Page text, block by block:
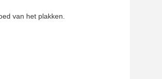
van het plakken.